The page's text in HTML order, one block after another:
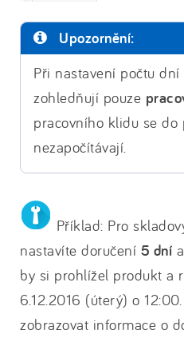
Upozornění:
Při nastavení počtu
zohledňují pouze
pracovního klidu se do
nezapočítávají.
Příklad: Pro
nastavíte doručení 5 dní
by si prohlížel produkt a
6.12.2016 (úterý) o
zobrazovat informace o